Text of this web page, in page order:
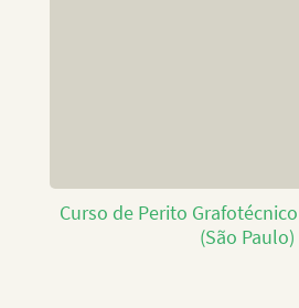
Curso de Perito
(São Paulo)